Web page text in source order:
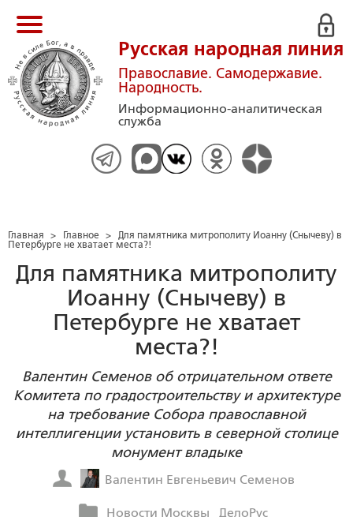
Русская народная линия
Православие. Самодержавие.
Народность.
Информационно-аналитическая
служба
Главная > Главное > Для памятника митрополиту Иоанну (Снычеву) в
Петербурге не хватает места?!
Для памятника митрополиту
Иоанну (Снычеву) в
Петербурге не хватает
места?!
Валентин Семенов об отрицательном ответе
Комитета по градостроительству и архитектуре
на требование Собора православной
интеллигенции установить в северной столице
монумент владыке
Валентин Евгеньевич Семенов
Новости Москвы
ДелоРус